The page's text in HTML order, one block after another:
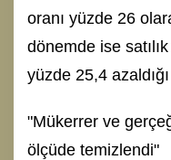
oranı yüzde 26
dönemde ise
yüzde 25,4
"Mükerrer ve
ölçüde temizlendi"